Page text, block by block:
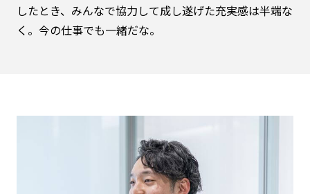
したとき、みんなで協力して成し遂げた充実感は半端な
く。今の仕事でも一緒だな。